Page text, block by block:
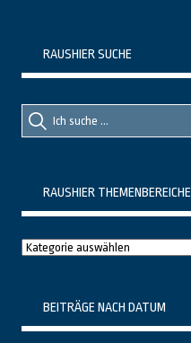
RAUSHIER SUCHE
Suche
nach::
Suche
nach:
RAUSHIER THEMENBEREICHE
Raushier
BEITRÄGE NACH DATUM